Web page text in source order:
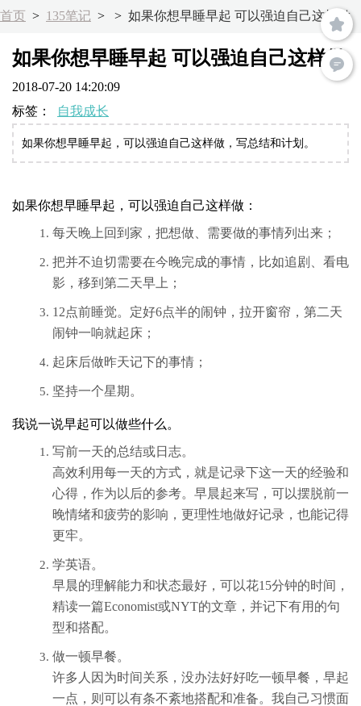
首页 > 135笔记 > > 如果你想早睡早起 可以强迫自己这样做
如果你想早睡早起 可以强迫自己这样做
2018-07-20 14:20:09
标签：
自我成长
如果你想早睡早起，可以强迫自己这样做，写总结和计划。
如果你想早睡早起，可以强迫自己这样做：
每天晚上回到家，把想做、需要做的事情列出来；
把并不迫切需要在今晚完成的事情，比如追剧、看电
影，移到第二天早上；
12点前睡觉。定好6点半的闹钟，拉开窗帘，第二天
闹钟一响就起床；
起床后做昨天记下的事情；
坚持一个星期。
我说一说早起可以做些什么。
写前一天的总结或日志。
高效利用每一天的方式，就是记录下这一天的经验和
心得，作为以后的参考。早晨起来写，可以摆脱前一
晚情绪和疲劳的影响，更理性地做好记录，也能记得
更牢。
学英语。
早晨的理解能力和状态最好，可以花15分钟的时间，
精读一篇Economist或NYT的文章，并记下有用的句
型和搭配。
做一顿早餐。
许多人因为时间关系，没办法好好吃一顿早餐，早起
一点，则可以有条不紊地搭配和准备。我自己习惯面